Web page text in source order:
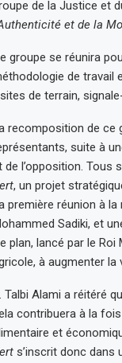
de la Justice et
et de la
groupe se réunira
de travail
de terrain,
recomposition de ce
suite à
de l’opposition. Tous
, un projet
première réunion à la
Sadiki, et
plan, lancé par le
à augmenter
Talbi Alami a réitéré
contribuera à la
et
s’inscrit donc dans